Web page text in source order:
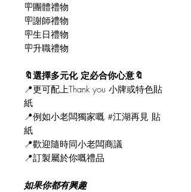
🪧團體禮物
🪧謝師禮物
🪧生日禮物
🪧升職禮物
🔖選擇多元化 定必合你心意🔖
📍更可配上Thank you 小牌或特色貼
紙
📍例如小老闆獨家嘅 #江湖再見 貼
紙
📍歡迎隨時同小老闆商議
📍訂製屬於你嘅禮品
如果你都有興趣